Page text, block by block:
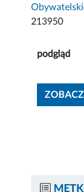
213950
podgląd
ZOBACZ